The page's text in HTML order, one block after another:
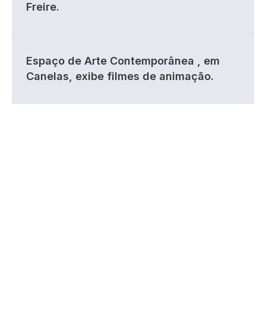
Freire.
Espaço de Arte Contemporânea , em
Canelas, exibe filmes de animação.